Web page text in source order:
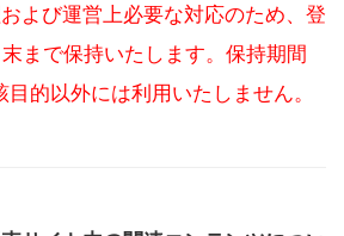
よび運営上必要な対応のため、登
まで保持いたします。保持期間
的以外には利用いたしません。